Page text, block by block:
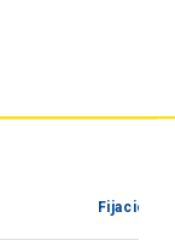
Fijación